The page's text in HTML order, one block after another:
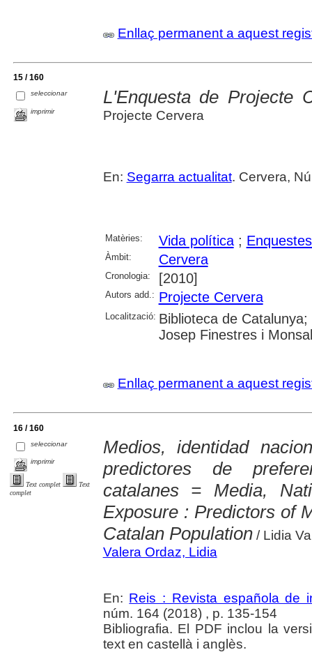
Enllaç permanent a aquest
15 / 160
seleccionar
imprimir
L'Enquesta de Projecte
Projecte Cervera
En: Segarra actualitat. Cervera,
Matèries: Vida política;
Àmbit: Cervera
Cronologia: [2010]
Autors add.: Projecte Cervera
Localització: Biblioteca de
Josep Finestres i
Enllaç permanent a aquest
16 / 160
seleccionar
imprimir
Text complet
Text
complet
Medios, identidad
predictores de
catalanes = Media,
Exposure : Predictors of
Catalan Population/ Lidia
Valera Ordaz, Lidia
En: Reis : Revista española de
núm. 164 (2018) , p. 135-154
Bibliografia. El PDF inclou la
text en castellà i anglès.